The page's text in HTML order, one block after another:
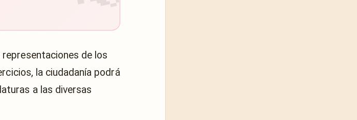
de los
la ciudadanía podrá
a las diversas